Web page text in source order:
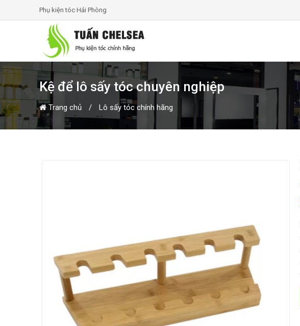
Phụ kiện tóc Hải Phòng
Kệ để lô sấy tóc chuyên nghiệp
Trang chủ Lô sấy tóc chính hãng